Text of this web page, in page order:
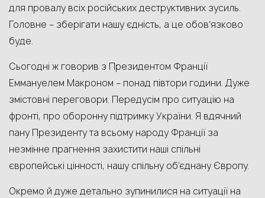
для провалу всіх російських деструктивних зусиль.
Головне – зберігати нашу єдність, а це обовʼязково
буде.
Сьогодні ж говорив з Президентом Франції
Еммануелем Макроном – понад півтори години. Дуже
змістовні переговори. Передусім про ситуацію на
фронті, про оборонну підтримку України. Я вдячний
пану Президенту та всьому народу Франції за
незмінне прагнення захистити наші спільні
європейські цінності, нашу спільну об’єднану Європу.
Окремо й дуже детально зупинилися на ситуації на